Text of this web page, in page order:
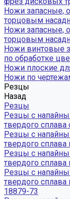
Ножи запасные,
торцовым
Ножи запасные,
торцовым
Ножи винтовые
по обработке
Ножи плоские
Ножи по
Резцы
Назад
Резцы
Резцы с
твердого
Резцы с
твердого
Резцы с
твердого
Резцы с
твердого
18879-73